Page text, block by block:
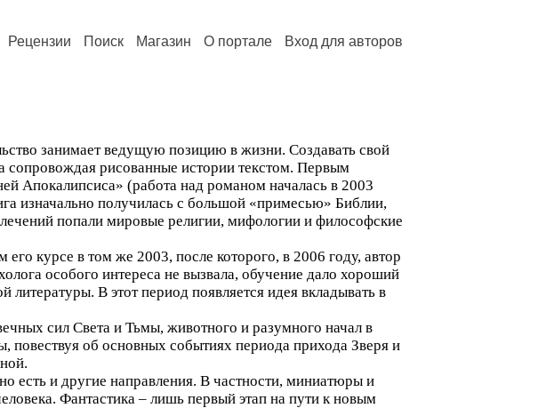
Рецензии Поиск Магазин О портале Вход для авторов
занимает ведущую позицию в жизни. Создавать свой
сопровождая рисованные истории текстом. Первым
Апокалипсиса» (работа над романом началась в 2003
изначально получилась с большой «примесью» Библии,
попали мировые религии, мифологии и философские
курсе в том же 2003, после которого, в 2006 году, автор
особого интереса не вызвала, обучение дало хороший
В этот период появляется идея вкладывать в
сил Света и Тьмы, животного и разумного начал в
повествуя об основных событиях периода прихода Зверя и
есть и другие направления. В частности, миниатюры и
Фантастика – лишь первый этап на пути к новым